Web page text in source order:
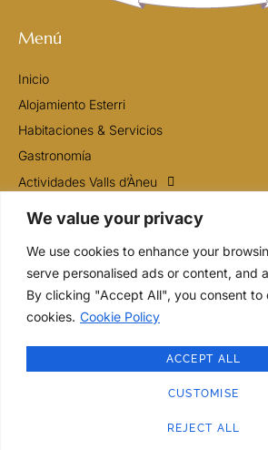
We value your privacy
We use cookies to enhance your
serve personalised ads or content, and
By clicking "Accept All", you consent to
cookies. Cookie Policy
CUSTOMISE
REJECT ALL
ACCEPT ALL
Menú
Inicio
Alojamiento Esterri
Habitaciones & Servicios
Gastronomía
Actividades Valls d’Àneu
Contacto
+34 649 13 93 18
Plaça de l'esglèsia, 6
25580 Esterri d'Àneu. Lleida